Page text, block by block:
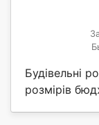
Будівельні
розмірів